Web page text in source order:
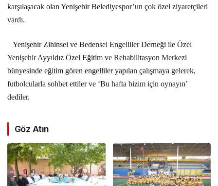
karşılaşacak olan Yenişehir Belediyespor’un çok özel ziyaretçileri
vardı.
Yenişehir Zihinsel ve Bedensel Engelliler Derneği ile Özel
Yenişehir Ayyıldız Özel Eğitim ve Rehabilitasyon Merkezi
bünyesinde eğitim gören engelliler yapılan çalışmaya gelerek,
futbolcularla sohbet ettiler ve ‘Bu hafta bizim için oynayın’
dediler.
Göz Atın